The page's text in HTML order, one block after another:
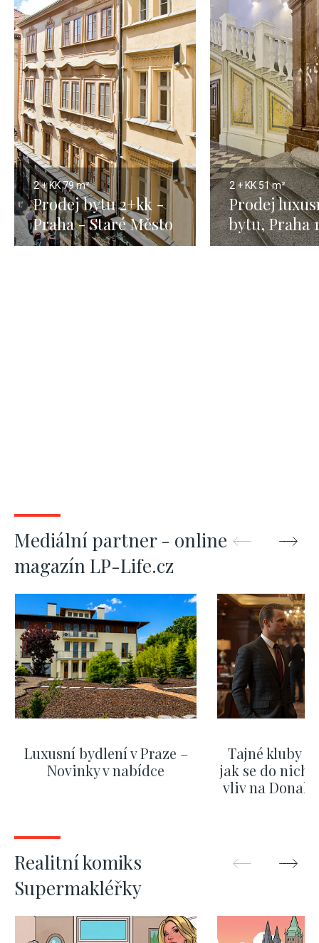
2 + KK79 m²
Prodej bytu 2+kk -
Praha - Staré Město
2 + KK51 m²
Prodej
bytu, Praha
Mediální partner - online
magazín LP-Life.cz
Luxusní bydlení v Praze –
Novinky v nabídce
Tajné kluby
jak se do nich
vliv na
Realitní komiks
Supermakléřky